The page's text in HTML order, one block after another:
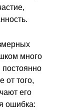
много
от того,
его
ошибка: